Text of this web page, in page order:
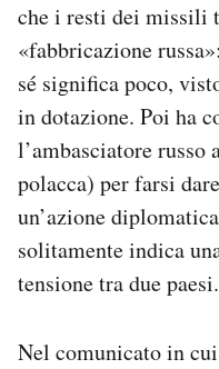
che i resti dei missili
«fabbricazione
sé significa poco,
in dotazione. Poi ha
l’ambasciatore russo
polacca) per farsi
un’azione
solitamente indica
tensione tra due paesi.
Nel comunicato in